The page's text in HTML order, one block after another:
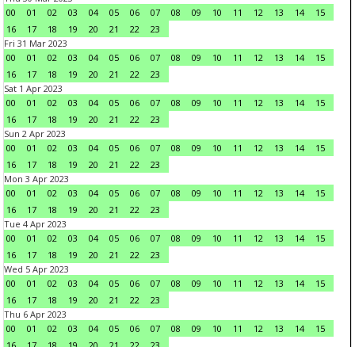
00
01 02 03 04 05 06 07 08 09 10 11 12 13 14
15
16
17 18 19 20 21 22
23
Fri 31 Mar 2023
00
01 02 03 04 05 06 07 08 09 10 11 12 13 14
15
16
17 18 19 20 21 22
23
Sat 1 Apr 2023
00
01 02 03 04 05 06 07 08 09 10 11 12 13 14
15
16
17 18 19 20 21 22
23
Sun 2 Apr 2023
00
01 02 03 04 05 06 07 08 09 10 11 12 13 14
15
16
17 18 19 20 21 22
23
Mon 3 Apr 2023
00
01 02 03 04 05 06 07 08 09 10 11 12 13 14
15
16
17 18 19 20 21 22
23
Tue 4 Apr 2023
00
01 02 03 04 05 06 07 08 09 10 11 12 13 14
15
16
17 18 19 20 21 22
23
Wed 5 Apr 2023
00
01 02 03 04 05 06 07 08 09 10 11 12 13 14
15
16
17 18 19 20 21 22
23
Thu 6 Apr 2023
00
01 02 03 04 05 06 07 08 09 10 11 12 13 14
15